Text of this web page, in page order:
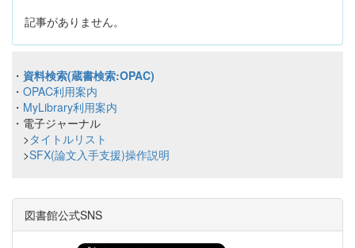
記事がありません。
・ 資料検索(蔵書検索:OPAC)
・ OPAC利用案内
・ MyLibrary利用案内
・電子ジャーナル
>タイトルリスト
>SFX(論文入手支援)操作説明
図書館公式SNS